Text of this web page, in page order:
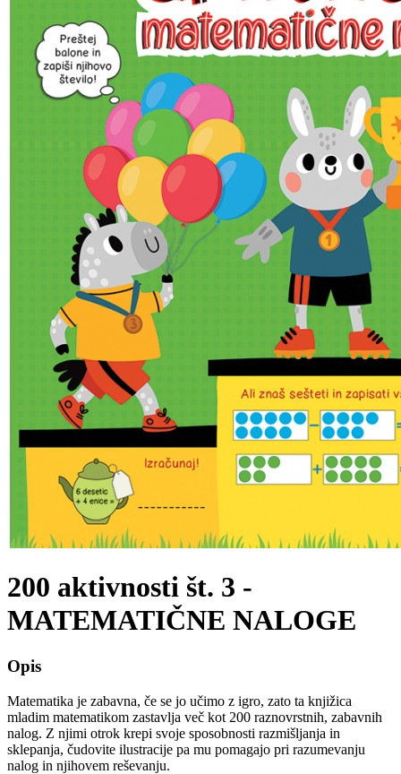
200 aktivnosti št. 3 -
MATEMATIČNE NALOGE
Opis
Matematika je zabavna, če se jo učimo z igro, zato ta knjižica
mladim matematikom zastavlja več kot 200 raznovrstnih, zabavnih
nalog. Z njimi otrok krepi svoje sposobnosti razmišljanja in
sklepanja, čudovite ilustracije pa mu pomagajo pri razumevanju
nalog in njihovem reševanju.